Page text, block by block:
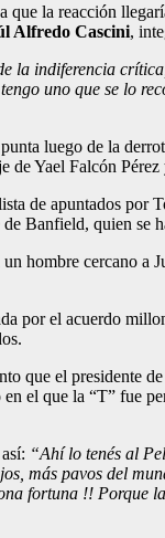
que la reacción
Alfredo Cascini,
la indiferencia
uno que se lo
luego de la
de Yael Falcón
de apuntados
Banfield, quien se
hombre cercano a
por el acuerdo
que el presidente
el que la “T” fue
“Ahí lo tenés al
más pavos del
fortuna !! Porque